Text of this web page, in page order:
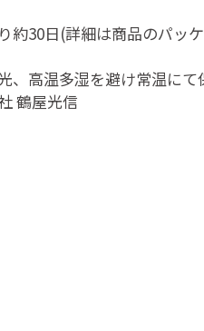
約30日(詳細は商品のパッ
、高温多湿を避け常温にて
鶴屋光信